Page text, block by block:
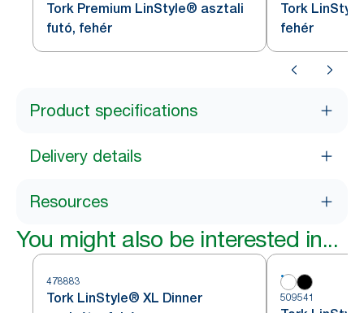
Tork Premium LinStyle® asztali
futó, fehér
Tork
fehér
Product specifications
Delivery details
Resources
You might also be interested in...
478883
Tork LinStyle® XL Dinner
509541